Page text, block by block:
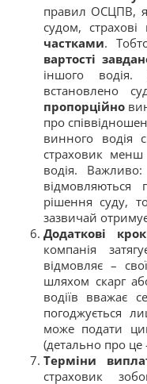
правил ОСЦПВ,
судом, страхові
частками.
вартості
іншого
встановлено
пропорційно
про
винного водія
страховик
водія.
відмовляються
рішення суду​,
зазвичай
Додаткові
компанія
відмовляє –
шляхом скарг
водіїв вважає
погоджується
може подати
(детально про це
Терміни
страховик